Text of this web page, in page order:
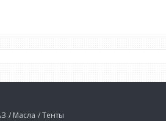
/ Масла / Тенты